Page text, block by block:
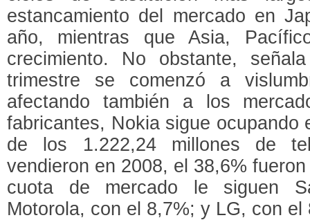
estancamiento del mercado en
año, mientras que Asia,
crecimiento. No obstante,
trimestre se comenzó a
afectando también a los
fabricantes, Nokia sigue ocupando
de los 1.222,24 millones de
vendieron en 2008, el 38,6%
cuota de mercado le siguen
Motorola, con el 8,7%; y LG, con el